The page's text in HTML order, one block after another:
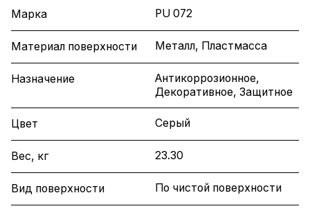
Марка PU 072
Материал поверхности Металл, Пластмасса
Назначение
Антикоррозионное,
Декоративное, Защитное
Цвет Серый
Вес, кг 23.30
Вид поверхности По чистой поверхности